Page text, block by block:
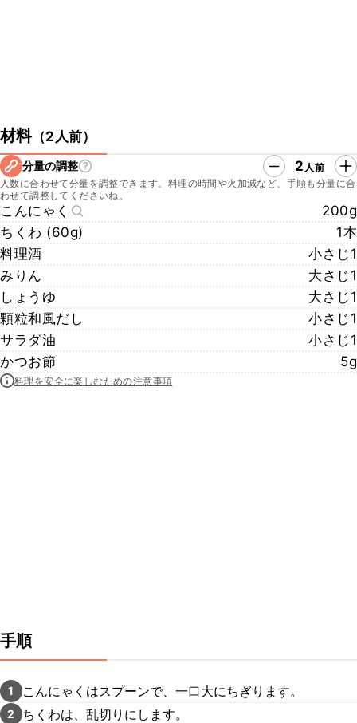
材料（2人前）
分量の調整 2 人前
人数に合わせて分量を調整できます。料理の時間や火加減など、手順も分量に合
わせて調整してくださいね。
こんにゃく
200g
ちくわ (60g)
1本
料理酒
小さじ1
みりん
大さじ1
しょうゆ
大さじ1
顆粒和風だし
小さじ1
サラダ油
小さじ1
かつお節
5g
料理を安全に楽しむための注意事項
手順
1 こんにゃくはスプーンで、一口大にちぎります。
2 ちくわは、乱切りにします。